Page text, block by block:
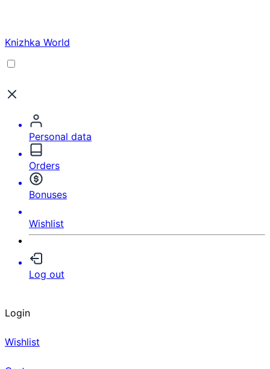
Knizhka World
Personal data
Orders
Bonuses
Wishlist
Log out
Login
Wishlist